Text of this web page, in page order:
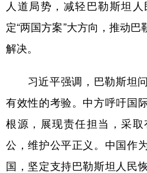
公益 一带一路
文化产业
地方频道
北京 天津
辽宁 吉林
浙江 安徽
人道局势，减轻巴勒斯坦
定“两国方案”大方向，推动
解决。
习近平强调，巴勒斯坦问
有效性的考验。中方呼吁国
根源，展现责任担当，采
公，维护公平正义。中国作
国，坚定支持巴勒斯坦人民